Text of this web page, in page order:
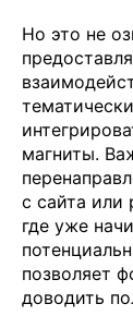
Но это не
магниты.
с сайта или
где уже
позволяет
доводить